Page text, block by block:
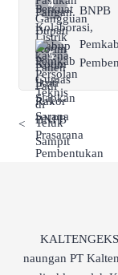
BNPB
<
naungan PT